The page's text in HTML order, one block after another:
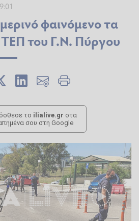
φαινόμενο τα
ΤΕΠ του Γ.Ν. Πύργου
το ilialive.gr στα
σου στη Google